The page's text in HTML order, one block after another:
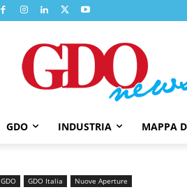
GDO INDUSTRIA MAPPA
GDO GDO Italia Nuove Aperture